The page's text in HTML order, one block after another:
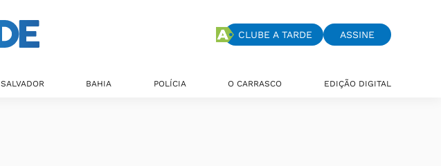
CLUBE A TARDE ASSINE
SALVADOR BAHIA POLÍCIA O CARRASCO EDIÇÃO DIGITAL